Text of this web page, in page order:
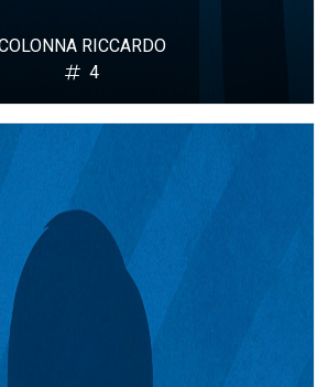
RICCARDO
4